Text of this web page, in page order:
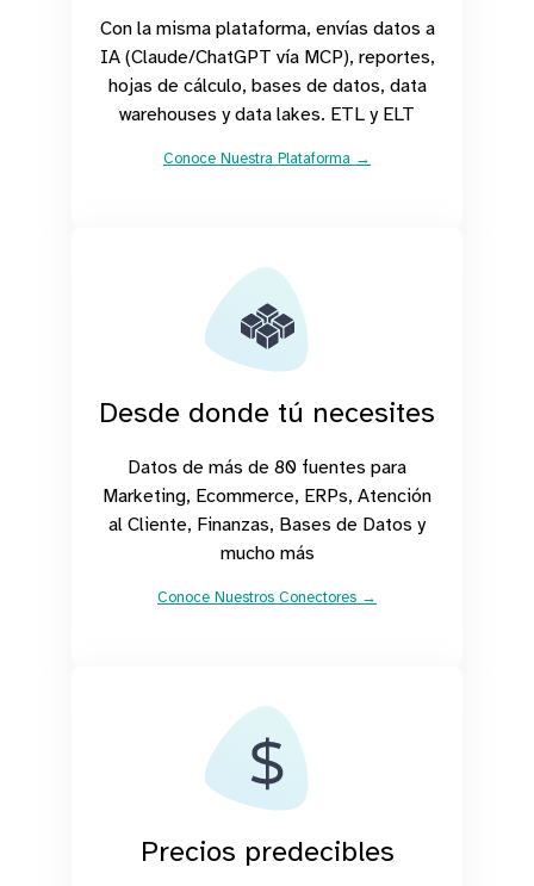
Con la misma plataforma, envías datos a
IA (Claude/ChatGPT vía MCP), reportes,
hojas de cálculo, bases de datos, data
warehouses y data lakes. ETL y ELT
Conoce Nuestra Plataforma →
Desde donde tú necesites
Datos de más de 80 fuentes para
Marketing, Ecommerce, ERPs, Atención
al Cliente, Finanzas, Bases de Datos y
mucho más
Conoce Nuestros Conectores →
Precios predecibles